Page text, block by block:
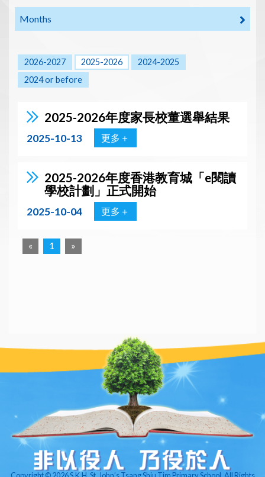
Months
2026-2027 2025-2026
2024-2025
2024 or before
2025-2026年度家長校董選舉結果
2025-10-13 更多＋
2025-2026年度香港教育城「e閱讀
學校計劃」正式開始
2025-10-04 更多＋
« 1 »